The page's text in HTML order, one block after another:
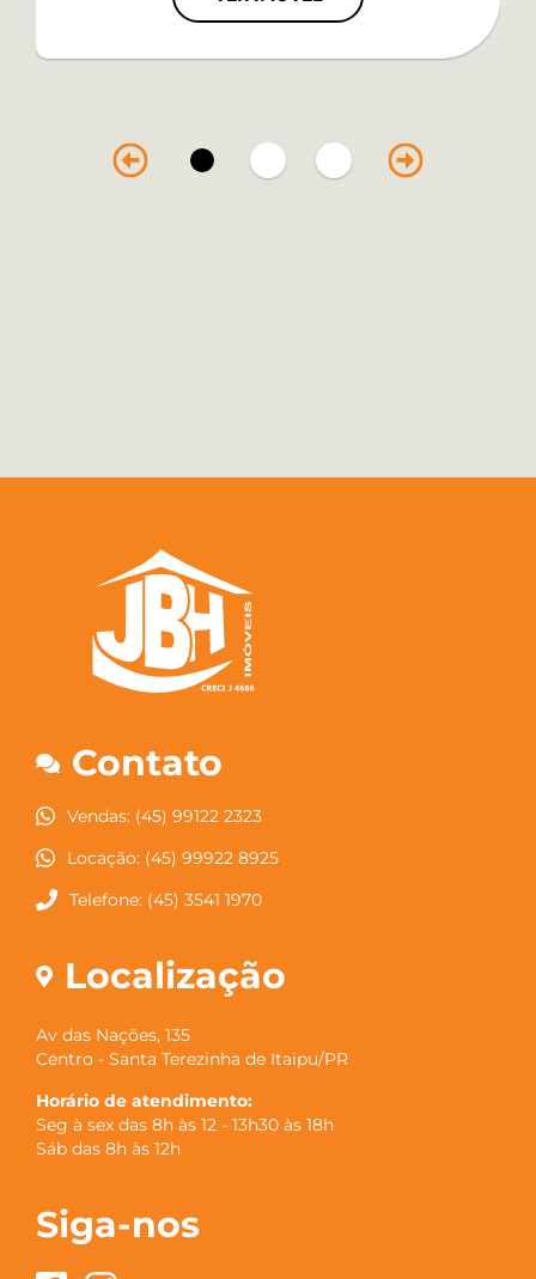
Contato
Vendas: (45) 99122 2323
Locação: (45) 99922 8925
Telefone: (45) 3541 1970
Localização
Av das Nações, 135
Centro - Santa Terezinha de Itaipu/PR
Horário de atendimento:
Seg à sex das 8h às 12 - 13h30 às 18h
Sáb das 8h às 12h
Siga-nos